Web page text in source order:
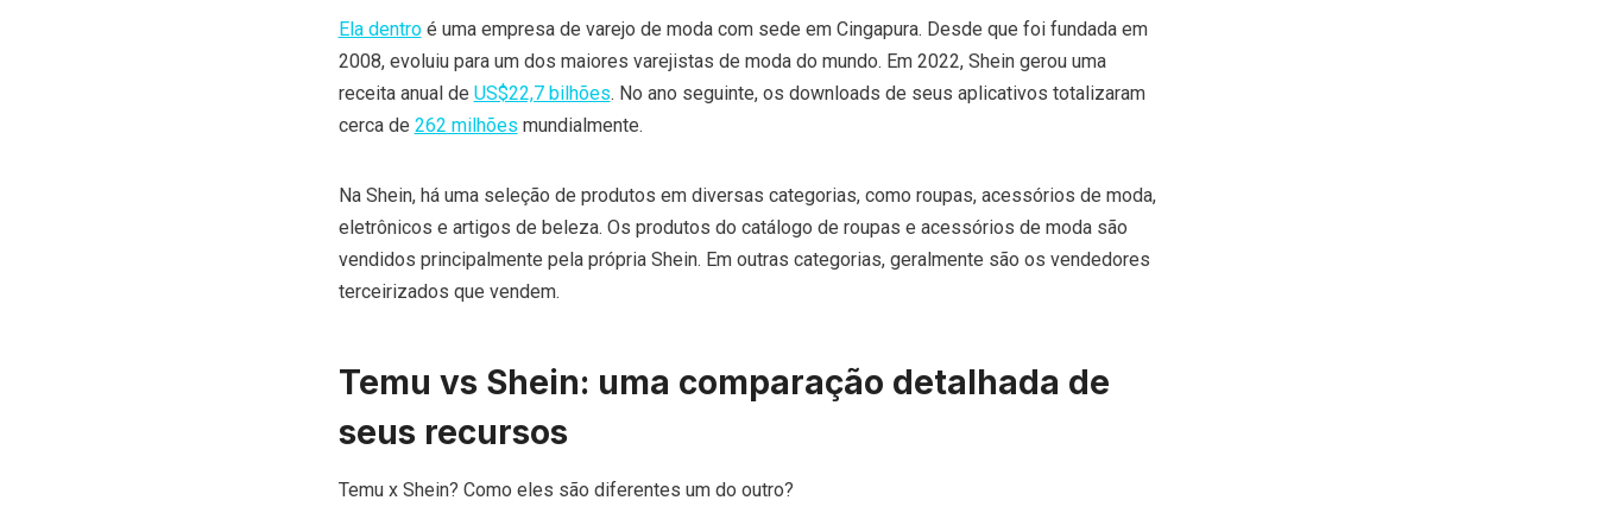
Ela dentroé uma empresa de varejo de moda com sede em Cingapura. Desde que foi fundada em
2008, evoluiu para um dos maiores varejistas de moda do mundo. Em 2022, Shein gerou uma
receita anual de US$22,7 bilhões. No ano seguinte, os downloads de seus aplicativos totalizaram
cerca de 262 milhões mundialmente.
Na Shein, há uma seleção de produtos em diversas categorias, como roupas, acessórios de moda,
eletrônicos e artigos de beleza. Os produtos do catálogo de roupas e acessórios de moda são
vendidos principalmente pela própria Shein. Em outras categorias, geralmente são os vendedores
terceirizados que vendem.
Temu vs Shein: uma comparação detalhada de
seus recursos
Temu x Shein? Como eles são diferentes um do outro?